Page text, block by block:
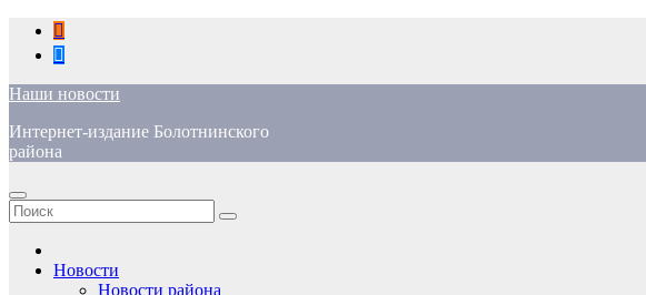
Перейти
содержимому
Наши новости
Интернет-издание Болотнинского
района
Новости
Новости района